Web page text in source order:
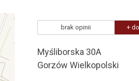
brak opinii +
Myśliborska 30A
Gorzów Wielkopolski